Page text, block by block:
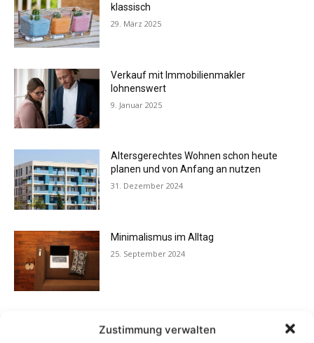
Zustimmung verwalten
klassisch
29. März 2025
Verkauf mit Immobilienmakler
lohnenswert
9. Januar 2025
Altersgerechtes Wohnen schon heute
planen und von Anfang an nutzen
31. Dezember 2024
Minimalismus im Alltag
25. September 2024
19. September 2024